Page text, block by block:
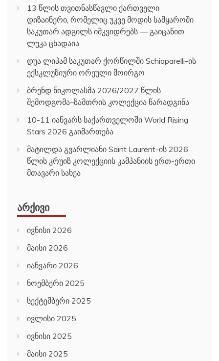
13 წლის თვითნასწავლი ქართველი
დიზაინერი, რომელიც უკვე მოდის სამყაროში
საკუთარ ადგილს იმკვიდრებს — გაიცანით
ლუკა ცხადაია
დუა ლიპამ საკუთარ ქორწილში Schiaparelli-ის
ექსკლუზიური ორეული მოირგო
ბრენდ ნიკოლასმა 2026/2027 წლის
შემოდგომა–ზამთრის კოლექცია წარადგინა
10-11 იანვარს საქართველოში World Rising
Stars 2026 გაიმართება
მატილდა გვარლიანი Saint Laurent-ის 2026
წლის კრუიზ კოლექციის კამპანიის ერთ-ერთი
მთავარი სახეა
ᲐᲠᲥᲘᲕᲘ
ივნისი 2026
მაისი 2026
იანვარი 2026
ნოემბერი 2025
სექტემბერი 2025
ივლისი 2025
ივნისი 2025
მაისი 2025